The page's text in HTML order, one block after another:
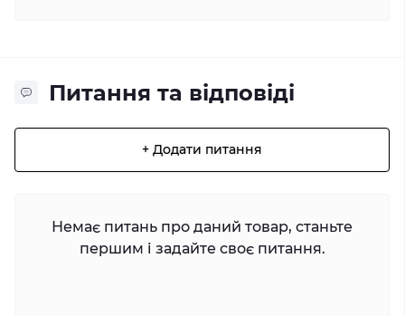
Питання та відповіді
+ Додати питання
Немає питань про даний товар, станьте
першим і задайте своє питання.